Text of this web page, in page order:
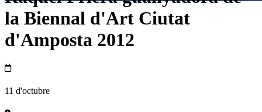
la Biennal d'Art Ciutat
d'Amposta 2012
11 d'octubre